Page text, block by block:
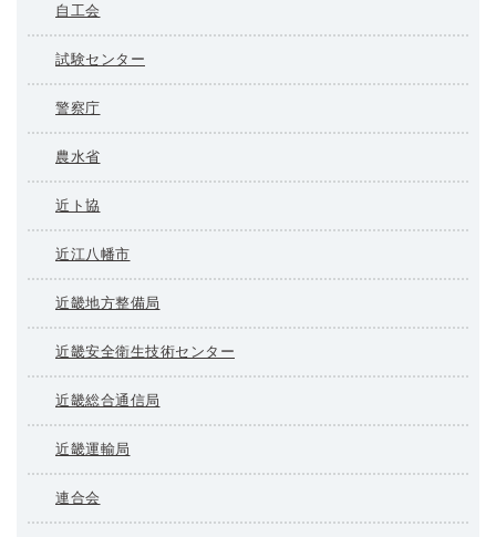
自工会
試験センター
警察庁
農水省
近ト協
近江八幡市
近畿地方整備局
近畿安全衛生技術センター
近畿総合通信局
近畿運輸局
連合会